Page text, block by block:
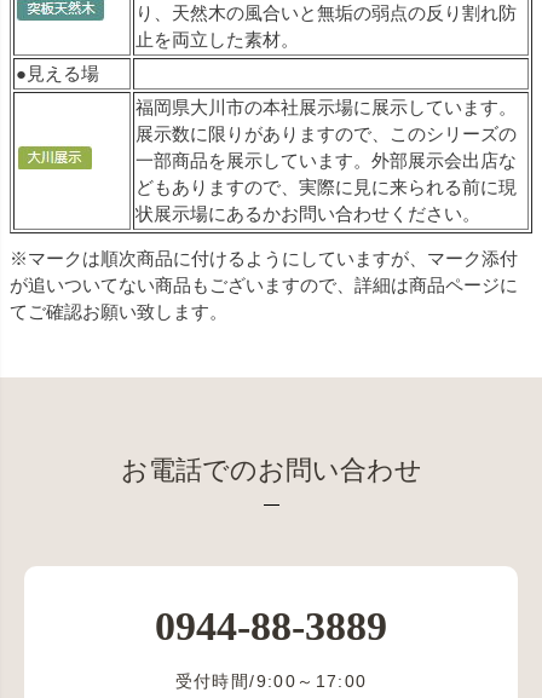
り、天然木の風合いと無垢の弱点の反り割れ防
止を両立した素材。
●見える場
福岡県大川市の本社展示場に展示しています。
展示数に限りがありますので、このシリーズの
一部商品を展示しています。外部展示会出店な
どもありますので、実際に見に来られる前に現
状展示場にあるかお問い合わせください。
※マークは順次商品に付けるようにしていますが、マーク添付
が追いついてない商品もございますので、詳細は商品ページに
てご確認お願い致します。
お電話でのお問い合わせ
0944-88-3889
受付時間/9:00～17:00